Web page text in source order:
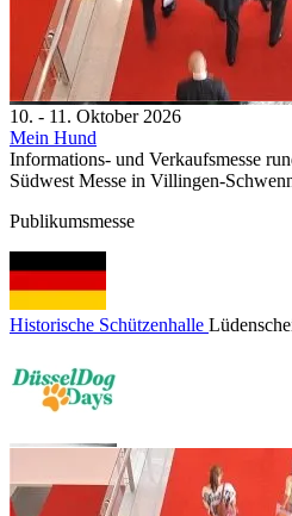
10. - 11. Oktober 2026
Mein Hund
Informations- und Verkaufsmesse
Südwest Messe in Villingen-
Publikumsmesse
Historische Schützenhalle